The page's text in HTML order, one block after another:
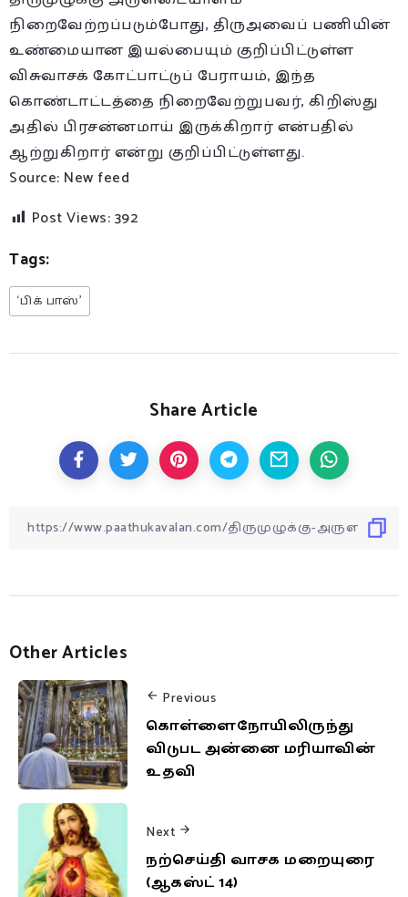
நிறைவேற்றப்படும்போது, திருஅவைப் பணியின்
உண்மையான இயல்பையும் குறிப்பிட்டுள்ள
விசுவாசக் கோட்பாட்டுப் பேராயம், இந்த
கொண்டாட்டத்தை நிறைவேற்றுபவர், கிறிஸ்து
அதில் பிரசன்னமாய் இருக்கிறார் என்பதில்
ஆற்றுகிறார் என்று குறிப்பிட்டுள்ளது.
Source: New feed
Post Views:392
Tags:
‘பிக் பாஸ்’
Share Article
Other Articles
Previous
கொள்ளைநோயிலிருந்து
விடுபட அன்னை மரியாவின்
உதவி
Next
நற்செய்தி வாசக மறையுரை
(ஆகஸ்ட் 14)